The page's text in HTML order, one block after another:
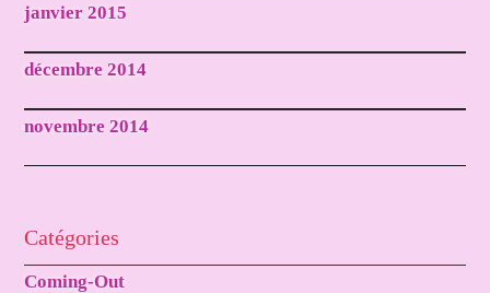
janvier 2015
décembre 2014
novembre 2014
Catégories
Coming-Out